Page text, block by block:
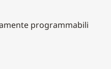
programmabili